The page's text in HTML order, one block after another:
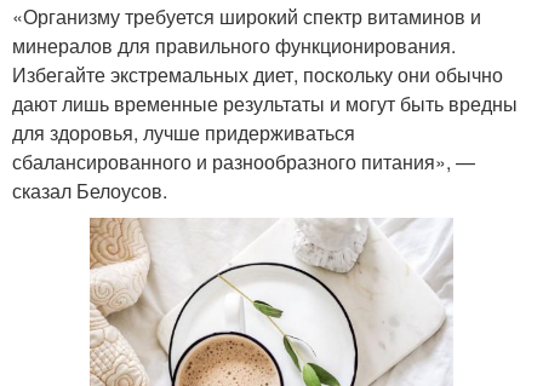
«Организму требуется широкий спектр витаминов и
минералов для правильного функционирования.
Избегайте экстремальных диет, поскольку они обычно
дают лишь временные результаты и могут быть вредны
для здоровья, лучше придерживаться
сбалансированного и разнообразного питания», —
сказал Белоусов.